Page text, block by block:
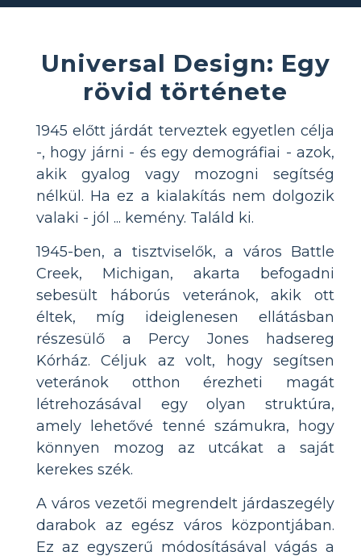
Universal Design: Egy
rövid története
1945 előtt járdát terveztek egyetlen célja
-, hogy járni - és egy demográfiai - azok,
akik gyalog vagy mozogni segítség
nélkül. Ha ez a kialakítás nem dolgozik
valaki - jól ... kemény. Találd ki.
1945-ben, a tisztviselők, a város Battle
Creek, Michigan, akarta befogadni
sebesült háborús veteránok, akik ott
éltek, míg ideiglenesen ellátásban
részesülő a Percy Jones hadsereg
Kórház. Céljuk az volt, hogy segítsen
veteránok otthon érezheti magát
létrehozásával egy olyan struktúra,
amely lehetővé tenné számukra, hogy
könnyen mozog az utcákat a saját
kerekes szék.
A város vezetői megrendelt járdaszegély
darabok az egész város központjában.
Ez az egyszerű módosításával vágás a